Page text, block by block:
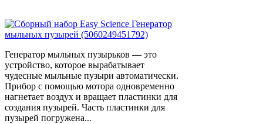
Генератор мыльных пузырьков — это
устройство, которое вырабатывает
чудесные мыльные пузыри автоматически.
Прибор с помощью мотора одновременно
нагнетает воздух и вращает пластинки для
создания пузырей. Часть пластинки для
пузырей погружена...